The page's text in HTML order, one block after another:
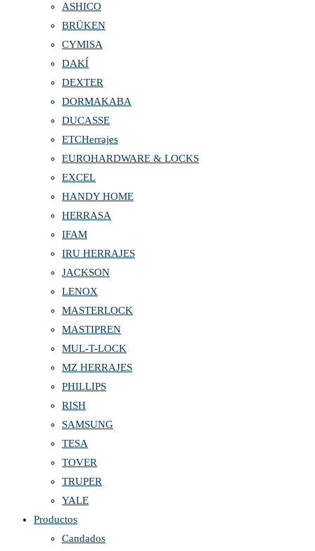
ASHICO
BRÜKEN
CYMISA
DAKÍ
DEXTER
DORMAKABA
DUCASSE
ETCHerrajes
EUROHARDWARE & LOCKS
EXCEL
HANDY HOME
HERRASA
IFAM
IRU HERRAJES
JACKSON
LENOX
MASTERLOCK
MASTIPREN
MUL-T-LOCK
MZ HERRAJES
PHILLIPS
RISH
SAMSUNG
TESA
TOVER
TRUPER
YALE
Productos
Candados